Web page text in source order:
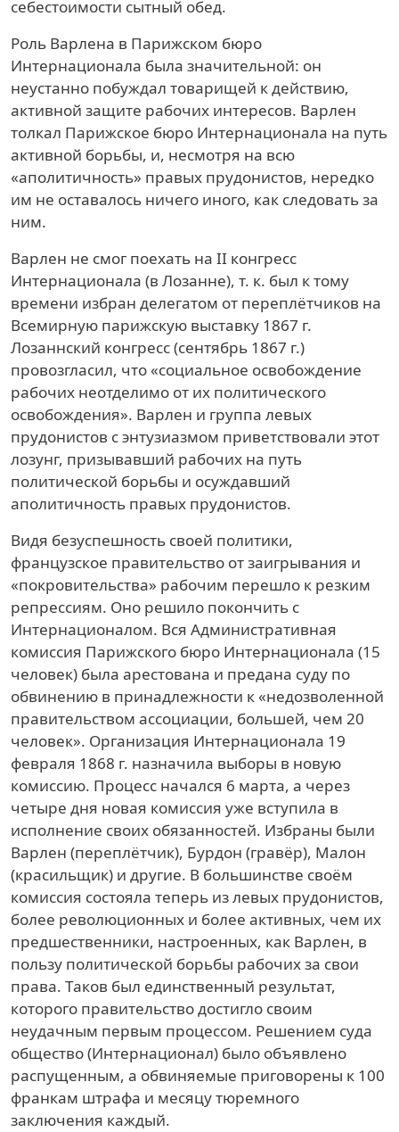
себестоимости сытный обед.
Роль Варлена в Парижском бюро
Интернационала была значительной: он
неустанно побуждал товарищей к действию,
активной защите рабочих интересов. Варлен
толкал Парижское бюро Интернационала на путь
активной борьбы, и, несмотря на всю
«аполитичность» правых прудонистов, нередко
им не оставалось ничего иного, как следовать за
ним.
Варлен не смог поехать на II конгресс
Интернационала (в Лозанне), т. к. был к тому
времени избран делегатом от переплётчиков на
Всемирную парижскую выставку 1867 г.
Лозаннский конгресс (сентябрь 1867 г.)
провозгласил, что «социальное освобождение
рабочих неотделимо от их политического
освобождения». Варлен и группа левых
прудонистов с энтузиазмом приветствовали этот
лозунг, призывавший рабочих на путь
политической борьбы и осуждавший
аполитичность правых прудонистов.
Видя безуспешность своей политики,
французское правительство от заигрывания и
«покровительства» рабочим перешло к резким
репрессиям. Оно решило покончить с
Интернационалом. Вся Административная
комиссия Парижского бюро Интернационала (15
человек) была арестована и предана суду по
обвинению в принадлежности к «недозволенной
правительством ассоциации, большей, чем 20
человек». Организация Интернационала 19
февраля 1868 г. назначила выборы в новую
комиссию. Процесс начался 6 марта, а через
четыре дня новая комиссия уже вступила в
исполнение своих обязанностей. Избраны были
Варлен (переплётчик), Бурдон (гравёр), Малон
(красильщик) и другие. В большинстве своём
комиссия состояла теперь из левых прудонистов,
более революционных и более активных, чем их
предшественники, настроенных, как Варлен, в
пользу политической борьбы рабочих за свои
права. Таков был единственный результат,
которого правительство достигло своим
неудачным первым процессом. Решением суда
общество (Интернационал) было объявлено
распущенным, а обвиняемые приговорены к 100
франкам штрафа и месяцу тюремного
заключения каждый.